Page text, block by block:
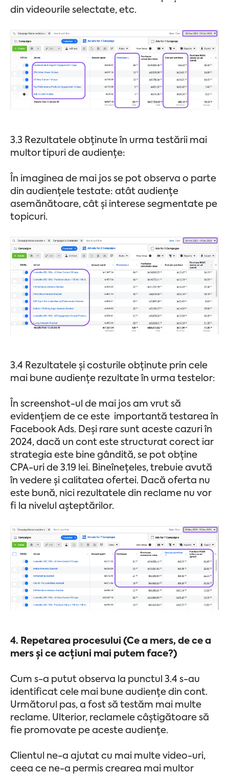
din videourile selectate, etc.
3.3 Rezultatele obținute în urma testării mai
multor tipuri de audiențe:
În imaginea de mai jos se pot observa o parte
din audiențele testate: atât audiențe
asemănătoare, cât și interese segmentate pe
topicuri.
3.4 Rezultatele și costurile obținute prin cele
mai bune audiențe rezultate în urma testelor:
În screenshot-ul de mai jos am vrut să
evidențiem de ce este importantă testarea în
Facebook Ads. Deși rare sunt aceste cazuri în
2024, dacă un cont este structurat corect iar
strategia este bine gândită, se pot obține
CPA-uri de 3.19 lei. Bineînețeles, trebuie avută
în vedere și calitatea ofertei. Dacă oferta nu
este bună, nici rezultatele din reclame nu vor
fi la nivelul așteptărilor.
4. Repetarea procesului (Ce a mers, de ce a
mers și ce acțiuni mai putem face?)
Cum s-a putut observa la punctul 3.4 s-au
identificat cele mai bune audiențe din cont.
Următorul pas, a fost să testăm mai multe
reclame. Ulterior, reclamele câștigătoare să
fie promovate pe aceste audiențe.
Clientul ne-a ajutat cu mai multe video-uri,
ceea ce ne-a permis crearea mai multor